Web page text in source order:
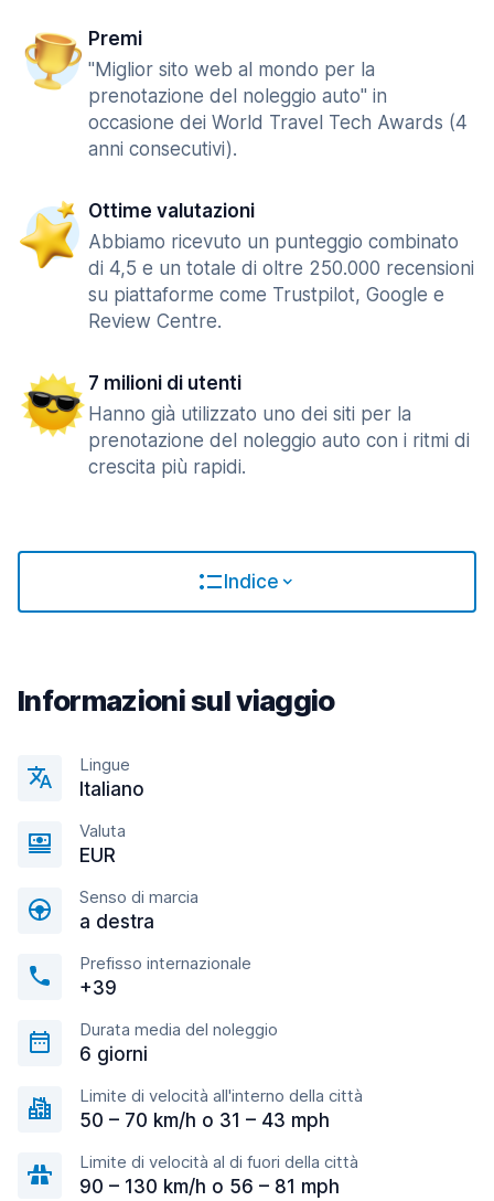
Premi
"Miglior sito web al mondo per la
prenotazione del noleggio auto" in
occasione dei World Travel Tech Awards (4
anni consecutivi).
Ottime valutazioni
Abbiamo ricevuto un punteggio combinato
di 4,5 e un totale di oltre 250.000 recensioni
su piattaforme come Trustpilot, Google e
Review Centre.
7 milioni di utenti
Hanno già utilizzato uno dei siti per la
prenotazione del noleggio auto con i ritmi di
crescita più rapidi.
Indice
Informazioni sul viaggio
Lingue
Italiano
Valuta
EUR
Senso di marcia
a destra
Prefisso internazionale
+39
Durata media del noleggio
6 giorni
Limite di velocità all'interno della città
50 – 70 km/h o 31 – 43 mph
Limite di velocità al di fuori della città
90 – 130 km/h o 56 – 81 mph